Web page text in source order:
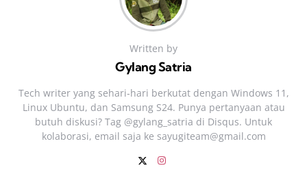
Written by
Gylang Satria
Tech writer yang sehari‑hari berkutat dengan Windows 11,
Linux Ubuntu, dan Samsung S24. Punya pertanyaan atau
butuh diskusi? Tag @gylang_satria di Disqus. Untuk
kolaborasi, email saja ke sayugiteam@gmail.com